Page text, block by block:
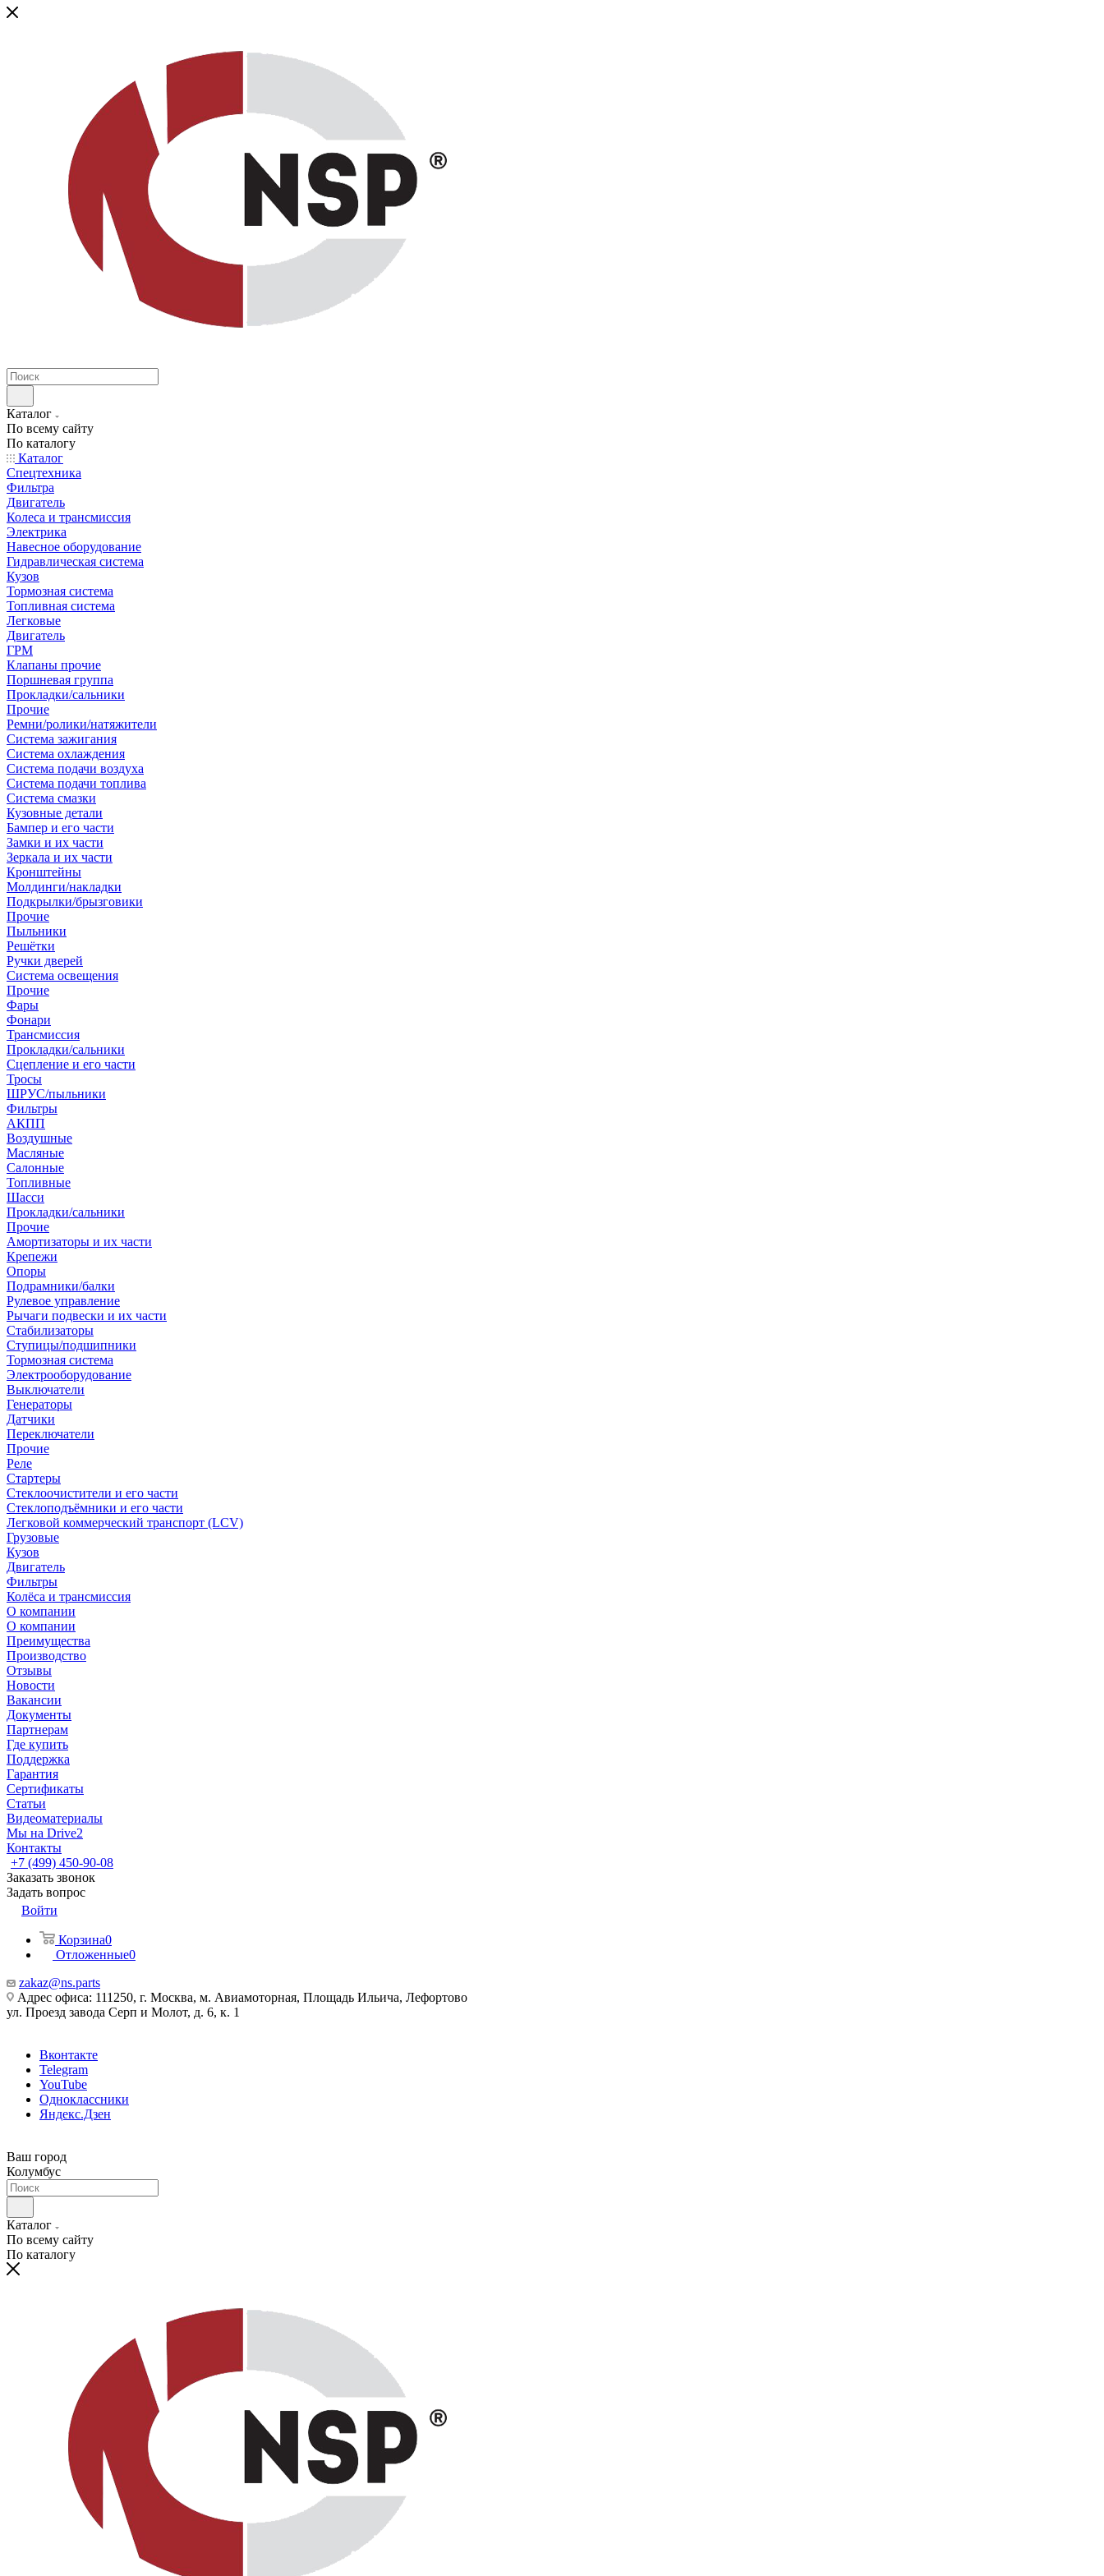
Каталог
По всему сайту
По каталогу
Каталог
Спецтехника
Фильтра
Двигатель
Колеса и трансмиссия
Электрика
Навесное оборудование
Гидравлическая система
Кузов
Тормозная система
Топливная система
Легковые
Двигатель
ГРМ
Клапаны прочие
Поршневая группа
Прокладки/сальники
Прочие
Ремни/ролики/натяжители
Система зажигания
Система охлаждения
Система подачи воздуха
Система подачи топлива
Система смазки
Кузовные детали
Бампер и его части
Замки и их части
Зеркала и их части
Кронштейны
Молдинги/накладки
Подкрылки/брызговики
Прочие
Пыльники
Решётки
Ручки дверей
Система освещения
Прочие
Фары
Фонари
Трансмиссия
Прокладки/сальники
Сцепление и его части
Тросы
ШРУС/пыльники
Фильтры
АКПП
Воздушные
Масляные
Салонные
Топливные
Шасси
Прокладки/сальники
Прочие
Амортизаторы и их части
Крепежи
Опоры
Подрамники/балки
Рулевое управление
Рычаги подвески и их части
Стабилизаторы
Ступицы/подшипники
Тормозная система
Электрооборудование
Выключатели
Генераторы
Датчики
Переключатели
Прочие
Реле
Стартеры
Стеклоочистители и его части
Стеклоподъёмники и его части
Легковой коммерческий транспорт (LCV)
Грузовые
Кузов
Двигатель
Фильтры
Колёса и трансмиссия
О компании
О компании
Преимущества
Производство
Отзывы
Новости
Вакансии
Документы
Партнерам
Где купить
Поддержка
Гарантия
Сертификаты
Статьи
Видеоматериалы
Мы на Drive2
Контакты
+7 (499) 450-90-08
Заказать звонок
Задать вопрос
Войти
Корзина0
Отложенные0
zakaz@ns.parts
Адрес офиса: 111250, г. Москва, м. Авиамоторная, Площадь Ильича, Лефортово
ул. Проезд завода Серп и Молот, д. 6, к. 1
Вконтакте
Telegram
YouTube
Одноклассники
Яндекс.Дзен
Ваш город
Колумбус
Каталог
По всему сайту
По каталогу